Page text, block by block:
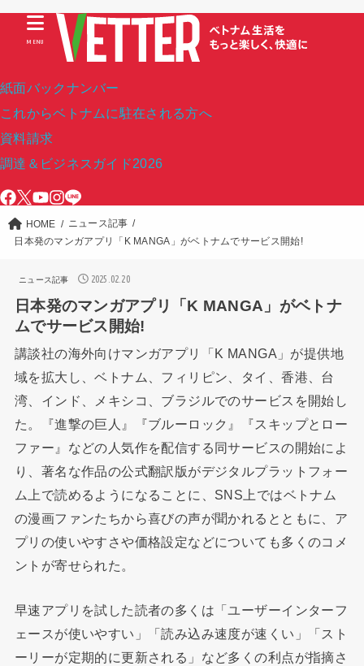
紙面バックナンバー
これからベトナムに駐在される方へ
資料請求
調達＆ビジネスガイド2026
MENU
HOME
ニュース記事
日本発のマンガアプリ「K MANGA」がベトナムでサービス開始!
ニュース記事 2025.02.20
日本発のマンガアプリ「K MANGA」がベトナ
ムでサービス開始!
講談社の海外向けマンガアプリ「K MANGA」が提供地
域を拡大し、ベトナム、フィリピン、タイ、香港、台
湾、インド、メキシコ、ブラジルでのサービスを開始し
た。『進撃の巨人』『ブルーロック』『スキップとロー
ファー』などの人気作を配信する同サービスの開始によ
り、著名な作品の公式翻訳版がデジタルプラットフォー
ム上で読めるようになることに、SNS上ではベトナム
の漫画ファンたちから喜びの声が聞かれるとともに、ア
プリの使いやすさや価格設定などについても多くのコメ
ントが寄せられた。
早速アプリを試した読者の多くは「ユーザーインターフ
ェースが使いやすい」「読み込み速度が速くい」「スト
ーリーが定期的に更新される」など多くの利点が指摘さ